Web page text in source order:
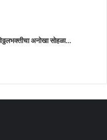
अनोखा सोहळा…